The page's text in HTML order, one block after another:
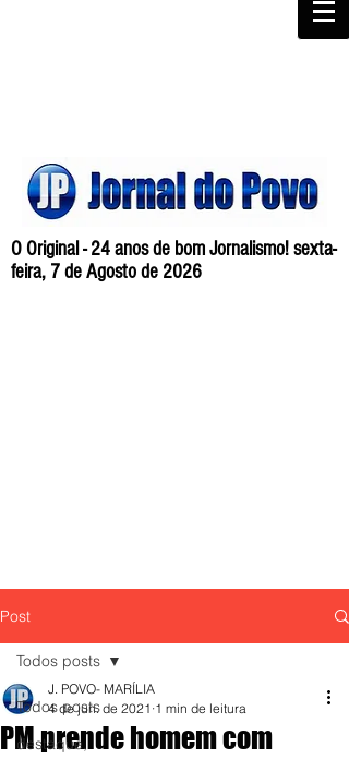
O Original - 24 anos de bom Jornalismo! sexta-
feira, 7 de Agosto de 2026
Post
Todos posts
destaque,
Todos posts
PM prende homem com
J. POVO- MARÍLIA
4 de jun. de 2021 1 min de leitura